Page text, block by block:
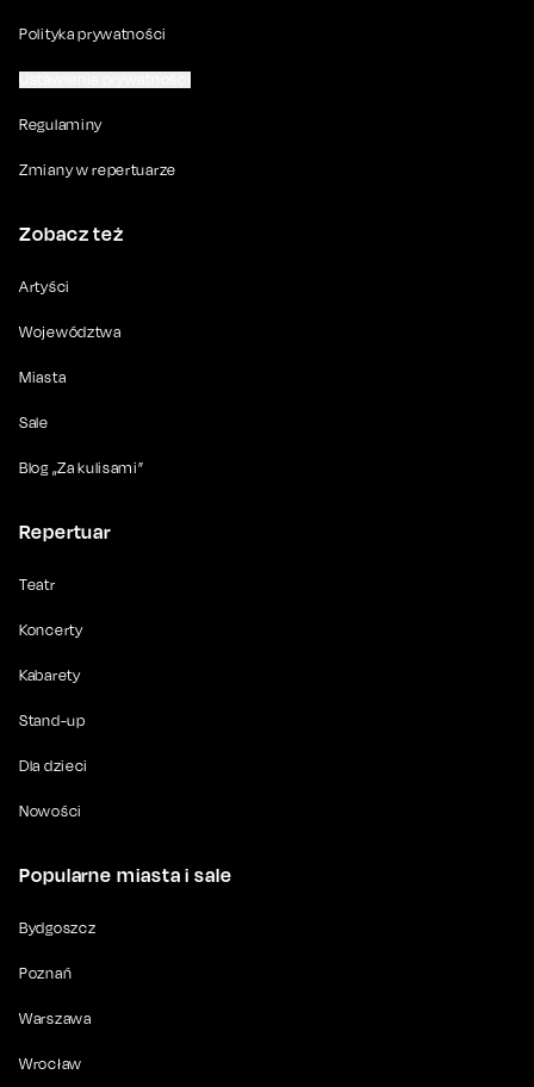
Polityka prywatności
Regulaminy
Zmiany w repertuarze
Zobacz też
Artyści
Województwa
Miasta
Sale
Blog „Za kulisami”
Repertuar
Teatr
Koncerty
Kabarety
Stand-up
Dla dzieci
Nowości
Popularne miasta i sale
Bydgoszcz
Poznań
Warszawa
Wrocław